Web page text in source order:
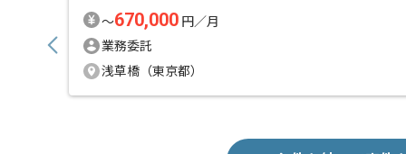
〜670,000 円／月
業務委託
浅草橋（東京都）